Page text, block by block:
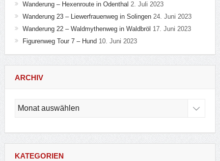
Wanderung – Hexenroute in Odenthal 2. Juli 2023
Wanderung 23 – Liewerfrauenweg in Solingen 24. Juni 2023
Wanderung 22 – Waldmythenweg in Waldbröl 17. Juni 2023
Figurenweg Tour 7 – Hund 10. Juni 2023
ARCHIV
KATEGORIEN